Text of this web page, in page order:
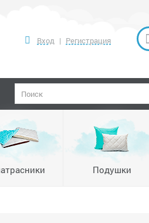
Вход | Регистрация
Подушки